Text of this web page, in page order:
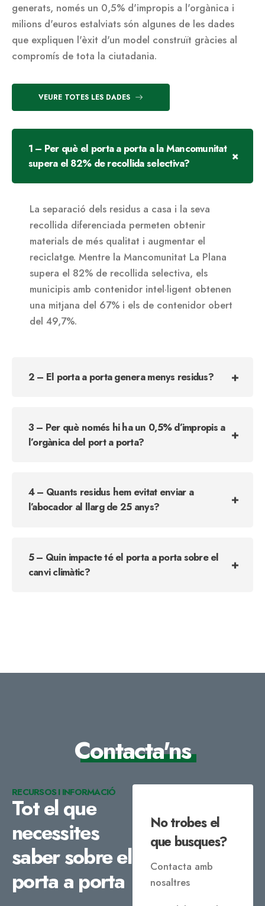
generats, només un 0,5% d'impropis a l'orgànica i
milions d'euros estalviats són algunes de les dades
que expliquen l'èxit d'un model construït gràcies al
compromís de tota la ciutadania.
VEURE TOTES LES DADES
1 – Per què el porta a porta a la Mancomunitat
supera el 82% de recollida selectiva?
La separació dels residus a casa i la seva
recollida diferenciada permeten obtenir
materials de més qualitat i augmentar el
reciclatge. Mentre la Mancomunitat La Plana
supera el 82% de recollida selectiva, els
municipis amb contenidor intel·ligent obtenen
una mitjana del 67% i els de contenidor obert
del 49,7%.
2 – El porta a porta genera menys residus?
3 – Per què només hi ha un 0,5% d’impropis a
l’orgànica del port a porta?
4 – Quants residus hem evitat enviar a
l’abocador al llarg de 25 anys?
5 – Quin impacte té el porta a porta sobre el
canvi climàtic?
Contacta'ns
RECURSOS I INFORMACIÓ
Tot el que
necessites
saber sobre el
porta a porta
No trobes el
que busques?
Contacta amb
nosaltres